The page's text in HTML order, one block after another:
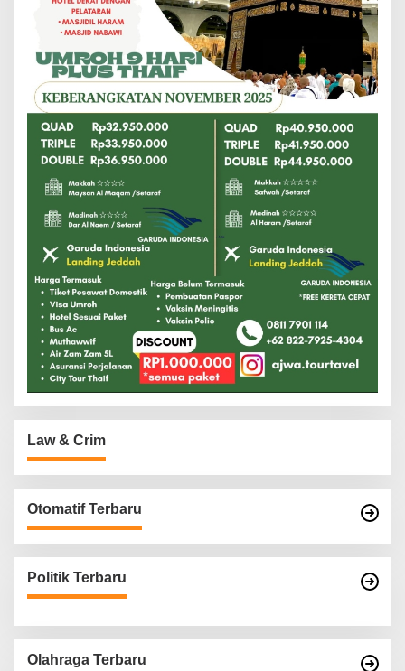
Law & Crim
Otomatif Terbaru
Politik Terbaru
Olahraga Terbaru